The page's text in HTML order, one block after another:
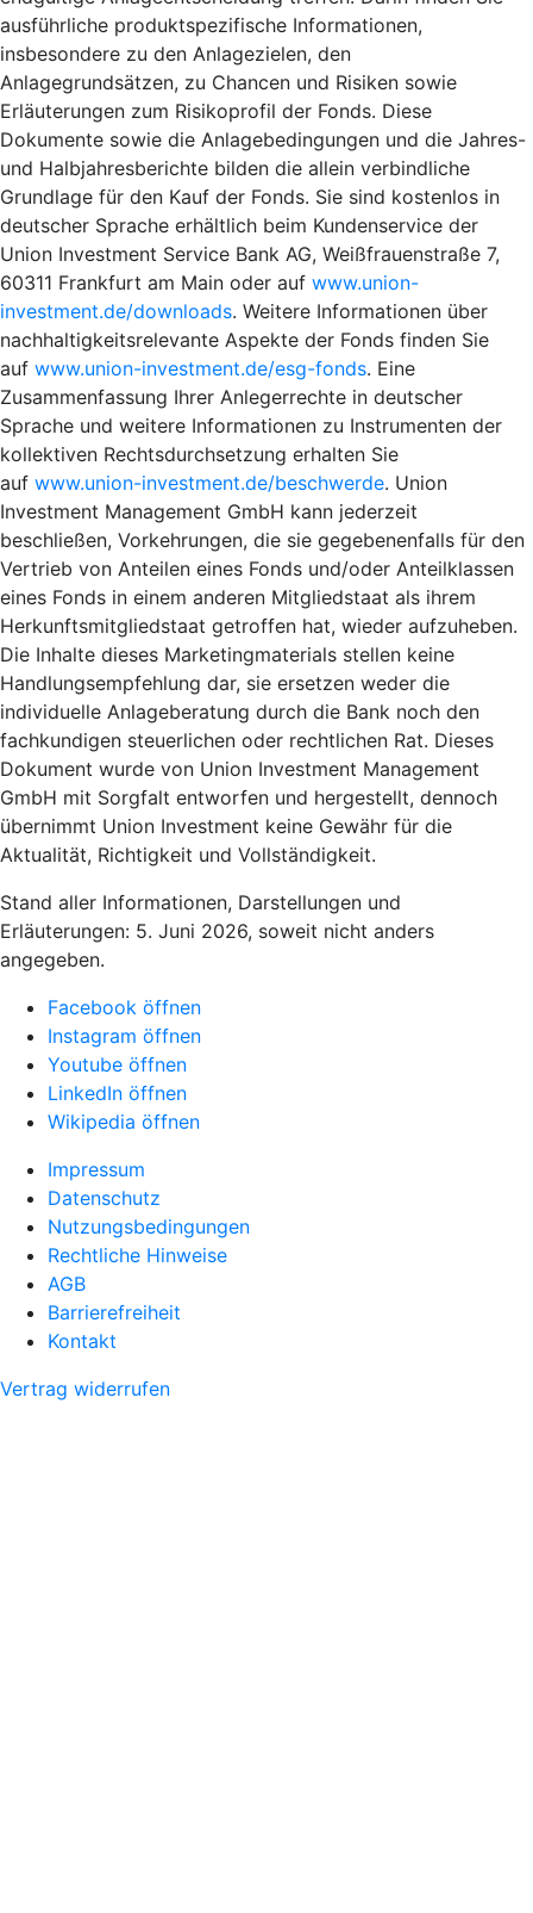
ausführliche produktspezifische Informationen,
insbesondere zu den Anlagezielen, den
Anlagegrundsätzen, zu Chancen und Risiken sowie
Erläuterungen zum Risikoprofil der Fonds. Diese
Dokumente sowie die Anlagebedingungen und die Jahres-
und Halbjahresberichte bilden die allein verbindliche
Grundlage für den Kauf der Fonds. Sie sind kostenlos in
deutscher Sprache erhältlich beim Kundenservice der
Union Investment Service Bank AG, Weißfrauenstraße 7,
60311 Frankfurt am Main oder auf www.union-
investment.de/downloads. Weitere Informationen über
nachhaltigkeitsrelevante Aspekte der Fonds finden Sie
auf www.union-investment.de/esg-fonds. Eine
Zusammenfassung Ihrer Anlegerrechte in deutscher
Sprache und weitere Informationen zu Instrumenten der
kollektiven Rechtsdurchsetzung erhalten Sie
auf www.union-investment.de/beschwerde. Union
Investment Management GmbH kann jederzeit
beschließen, Vorkehrungen, die sie gegebenenfalls für den
Vertrieb von Anteilen eines Fonds und/oder Anteilklassen
eines Fonds in einem anderen Mitgliedstaat als ihrem
Herkunftsmitgliedstaat getroffen hat, wieder aufzuheben.
Die Inhalte dieses Marketingmaterials stellen keine
Handlungsempfehlung dar, sie ersetzen weder die
individuelle Anlageberatung durch die Bank noch den
fachkundigen steuerlichen oder rechtlichen Rat. Dieses
Dokument wurde von Union Investment Management
GmbH mit Sorgfalt entworfen und hergestellt, dennoch
übernimmt Union Investment keine Gewähr für die
Aktualität, Richtigkeit und Vollständigkeit.
Stand aller Informationen, Darstellungen und
Erläuterungen: 5. Juni 2026, soweit nicht anders
angegeben.
Facebook öffnen
Instagram öffnen
Youtube öffnen
LinkedIn öffnen
Wikipedia öffnen
Impressum
Datenschutz
Nutzungsbedingungen
Rechtliche Hinweise
AGB
Barrierefreiheit
Kontakt
Vertrag widerrufen